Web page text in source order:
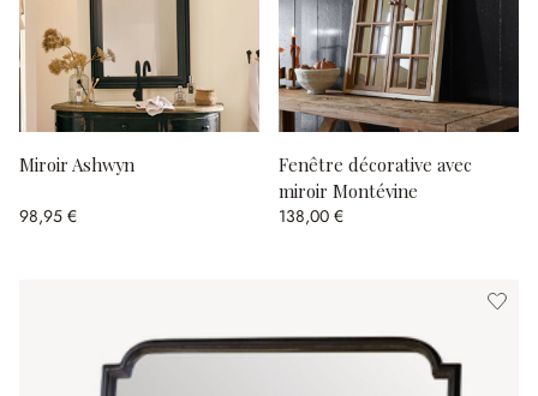
Miroir Ashwyn
98,95 €
Fenêtre décorative avec
miroir Montévine
138,00 €